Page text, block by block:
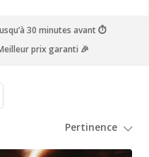
30 minutes avant ⏱
prix garanti 🎉